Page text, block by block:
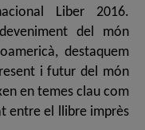
Liber 2016.
del món
destaquem
i futur del món
en temes clau com
entre el llibre imprès